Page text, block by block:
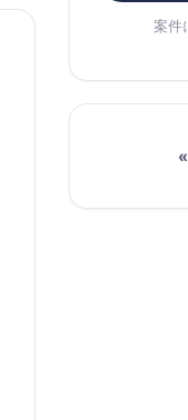
案件